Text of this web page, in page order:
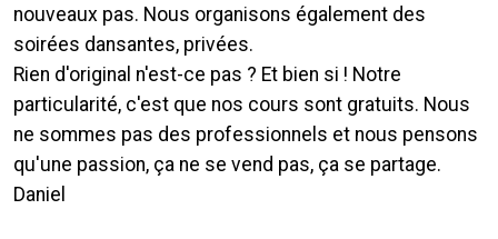
nouveaux pas. Nous organisons également des
soirées dansantes, privées.
Rien d'original n'est-ce pas ? Et bien si ! Notre
particularité, c'est que nos cours sont gratuits. Nous
ne sommes pas des professionnels et nous pensons
qu'une passion, ça ne se vend pas, ça se partage.
Daniel